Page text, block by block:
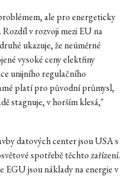
ale pro energeticky
v rozvoji mezi EU na
ukazuje, že neúměrné
vysoké ceny elektřiny
unijního regulačního
platí pro původní průmysl,
stagnuje, v horším klesá,"
datových center jsou USA s
spotřebě těchto zařízení.
EGU jsou náklady na energie v